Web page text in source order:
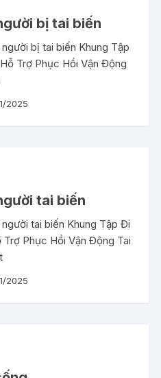
bị tai biến
bị tai biến Khung Tập
Trợ Phục Hồi Vận Động
2025
tai biến
tai biến Khung Tập Đi
Phục Hồi Vận Động Tai
2025